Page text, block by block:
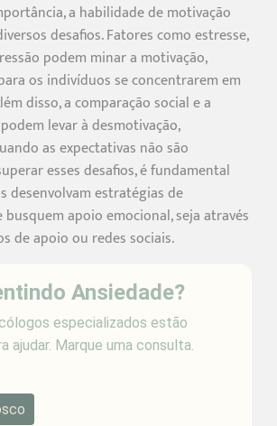
a habilidade de motivação
desafios. Fatores como estresse,
podem minar a motivação,
os indivíduos se concentrarem em
disso, a comparação social e a
levar à desmotivação,
as expectativas não são
esses desafios, é fundamental
desenvolvam estratégias de
apoio emocional, seja através
de apoio ou redes sociais.
Ansiedade?
especializados estão
ajudar. Marque uma consulta.